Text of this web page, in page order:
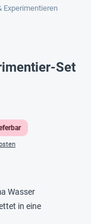
Experimentieren
Set
Wasser
in eine